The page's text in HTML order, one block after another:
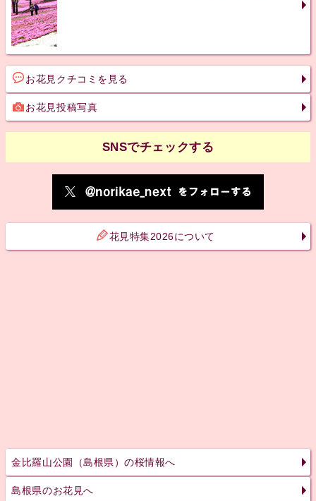
お花見クチコミを見る
お花見投稿写真
SNSでチェックする
花見特集2026について
金比羅山公園（島根県）の桜情報へ
島根県のお花見へ